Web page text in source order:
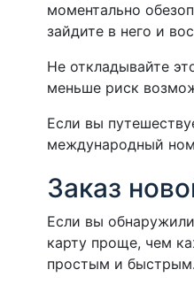
моментально
зайдите в него и
Не откладывайте
меньше риск
Если вы
международный
Заказ
Если вы
карту проще, чем
простым и быстрым.